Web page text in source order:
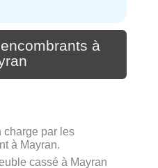
à
charge par les
à Mayran.
cassé à Mayran